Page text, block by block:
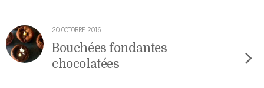
20 OCTOBRE 2016
Bouchées fondantes
chocolatées